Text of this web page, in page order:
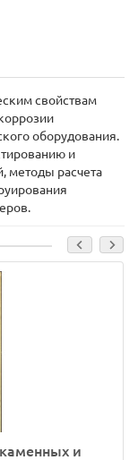
свойствам
оборудования.
и
методы расчета
и